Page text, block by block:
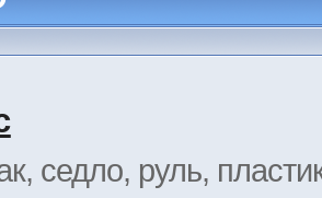
седло, руль,